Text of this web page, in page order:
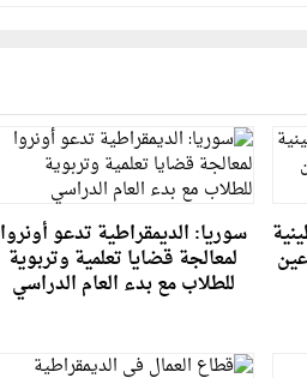
سوريا: الديمقراطية تدعو أونروا
لمعالجة قضايا تعلمية وتربوية
للطلاب مع بدء العام الدراسي